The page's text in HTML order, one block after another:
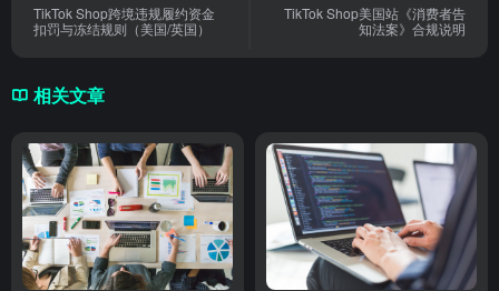
TikTok Shop跨境违规履约资金
扣罚与冻结规则（美国/英国）
TikTok Shop美国站《消费者告
知法案》合规说明
相关文章